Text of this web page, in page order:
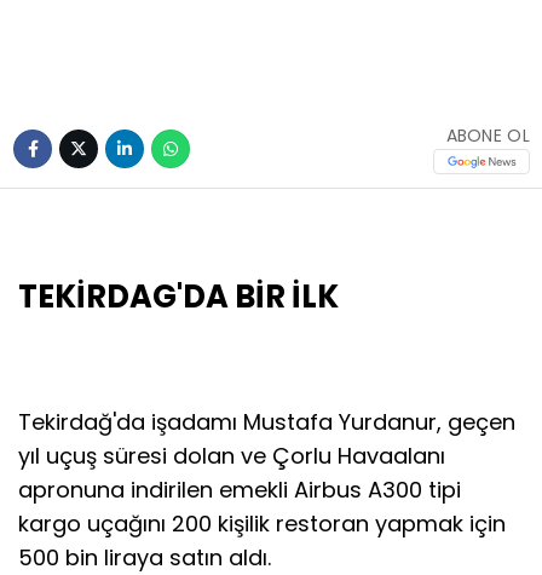
ABONE OL
TEKİRDAG'DA BİR İLK
Tekirdağ'da işadamı Mustafa Yurdanur, geçen
yıl uçuş süresi dolan ve Çorlu Havaalanı
apronuna indirilen emekli Airbus A300 tipi
kargo uçağını 200 kişilik restoran yapmak için
500 bin liraya satın aldı.